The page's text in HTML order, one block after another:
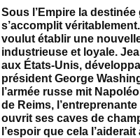
Sous l’Empire la
s’accomplit
voulut établir une
industrieuse et loyale.
aux États-Unis,
président George
l’armée russe mit
de Reims,
ouvrit ses caves de
l’espoir que cela